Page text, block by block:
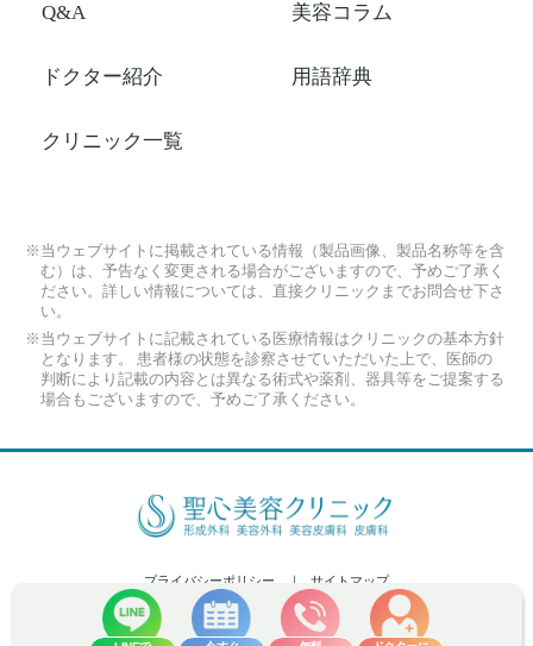
Q&A
ドクター紹介
クリニック一覧
美容コラム
用語辞典
※当ウェブサイトに掲載されている情報（製品画像、製品名称等を含
む）は、予告なく変更される場合がございますので、予めご了承く
ださい。詳しい情報については、直接クリニックまでお問合せ下さ
い。
※当ウェブサイトに記載されている医療情報はクリニックの基本方針
となります。 患者様の状態を診察させていただいた上で、医師の
判断により記載の内容とは異なる術式や薬剤、器具等をご提案する
場合もございますので、予めご了承ください。
プライバシーポリシー サイトマップ
Copyright (C) 2026 Seishin Plastic and Aesthetic Surgery Clinic Co.,Ltd. All